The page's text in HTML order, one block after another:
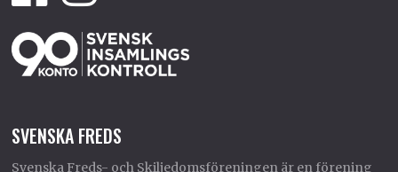
SVENSKA FREDS
Svenska Freds- och Skiljedomsföreningen är en förening